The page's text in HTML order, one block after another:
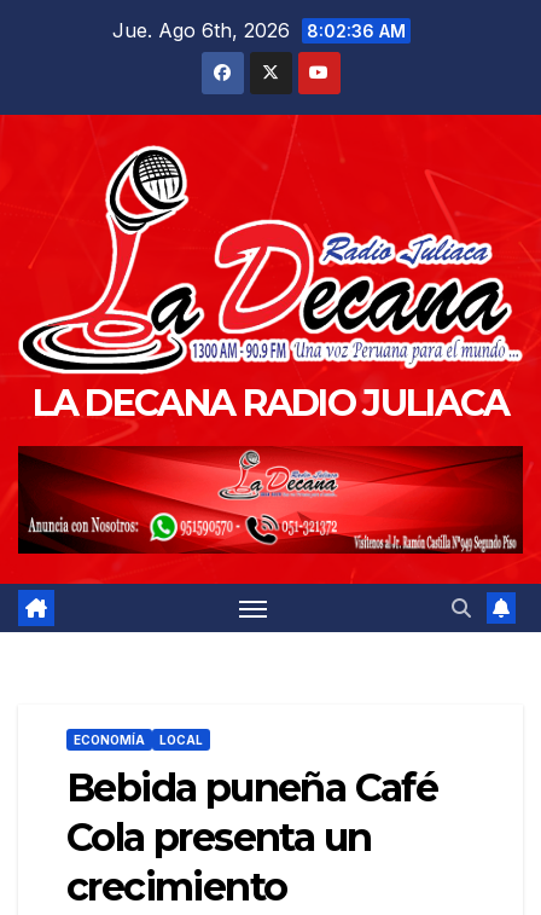
Jue. Ago 6th, 2026 8:02:37 AM
LA DECANA RADIO JULIACA
ECONOMÍA LOCAL
Bebida puneña Café
Cola presenta un
crecimiento